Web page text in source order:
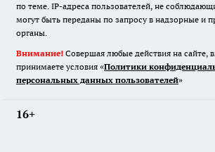
по теме. IP-адреса пользователей, не
могут быть переданы по запросу в надзорные и
органы.
Внимание! Совершая любые действия на сайте,
принимаете условия «Политики
персональных данных пользователей»
16+